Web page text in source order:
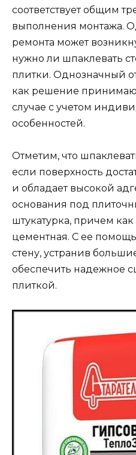
соответствует общим
выполнения монтажа.
ремонта может
нужно ли шпаклевать
плитки. Однозначный
как решение
случае с учетом
особенностей.
Отметим, что
если поверхность
и обладает высокой
основания под
штукатурка, причем как
цементная. С ее
стену, устранив
обеспечить надежное
плиткой.